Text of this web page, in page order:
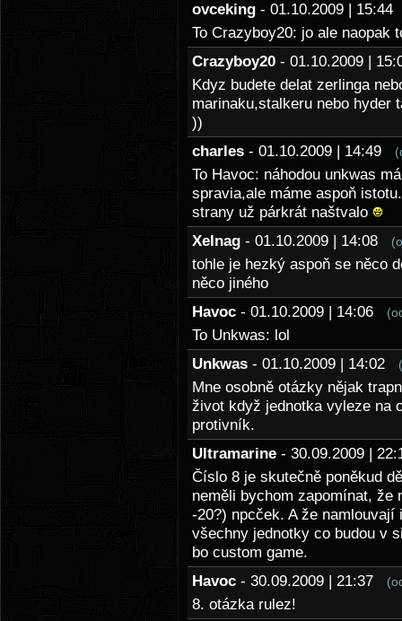
ovceking - 01.10.2009 |
To Crazyboy20: jo ale naopak
Crazyboy20 - 01.10.2009 |
Kdyz budete delat zerlinga
marinaku,stalkeru nebo
))
charles - 01.10.2009 | 14:49
To Havoc: náhodou unkwas
spravia,ale máme aspoň
strany už párkrát naštvalo
Xelnag - 01.10.2009 | 14:08
tohle je hezký aspoň se něco
něco jiného
Havoc - 01.10.2009 | 14:06
To Unkwas: lol
Unkwas - 01.10.2009 | 14:02
Mne osobně otázky nějak
život když jednotka vyleze na
protivník.
Ultramarine - 30.09.2009 |
Číslo 8 je skutečně poněkud
neměli bychom zapomínat, že
-20?) npcček. A že
všechny jednotky co budou v
bo custom game.
Havoc - 30.09.2009 | 21:37
8. otázka rulez!